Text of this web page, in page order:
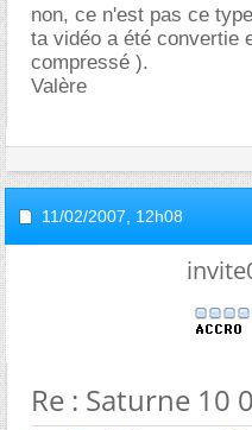
non, ce n'est pas ce
ta vidéo a été convertie
compressé ).
Valère
11/02/2007, 12h08
Re : Saturne 10